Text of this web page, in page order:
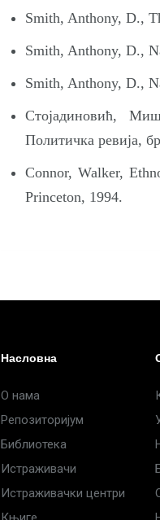
Smith, Anthony, D.,
Smith, Anthony, D.,
Smith, Anthony, D.,
Стојадиновић,
Политичка ревија,
Connor, Walker,
Princeton, 1994.
Насловна
О нама
Репозиторијум
Библиотека
Истраживачи
Истраживачки центри